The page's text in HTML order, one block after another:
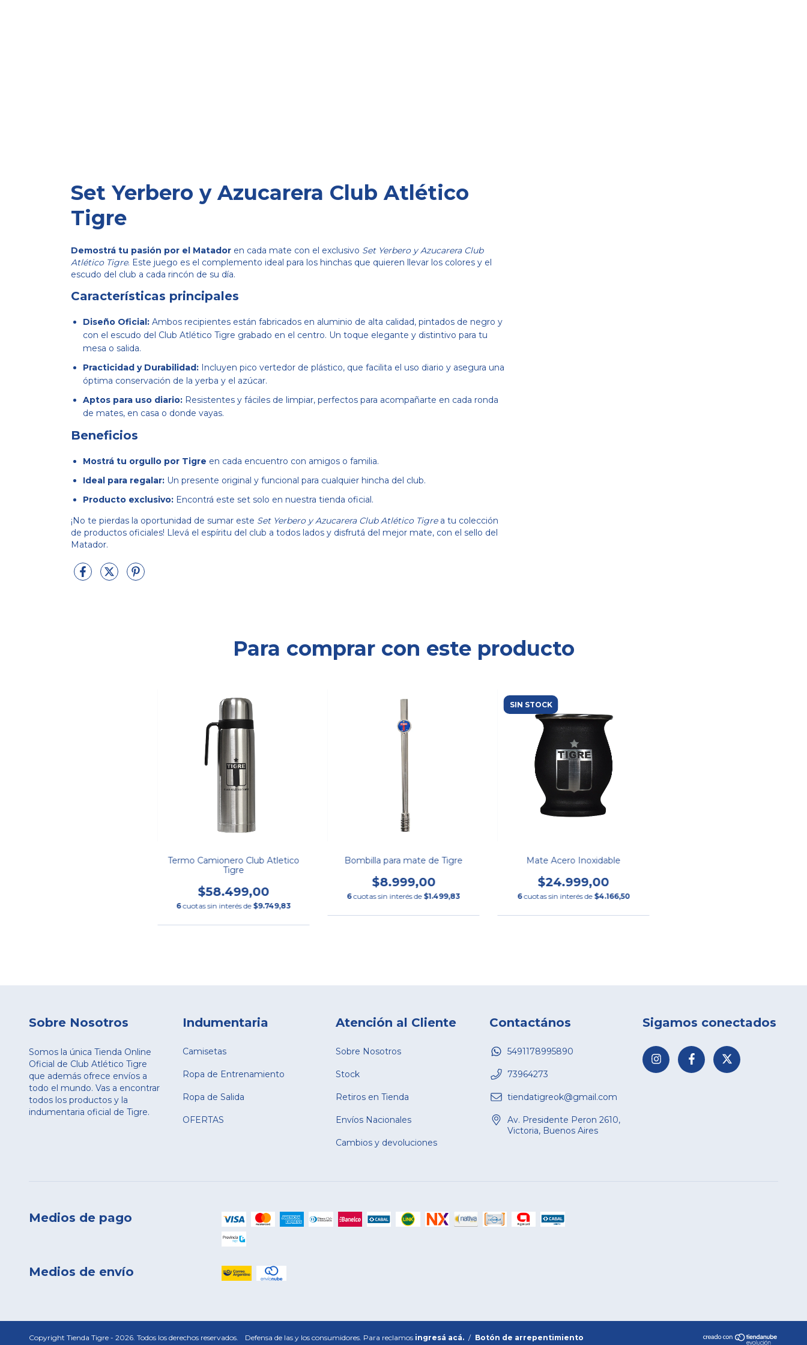
Set Yerbero y Azucarera Club Atlético
Tigre
Demostrá tu pasión por el Matador en cada mate con el exclusivo Set Yerbero y Azucarera Club
Atlético Tigre. Este juego es el complemento ideal para los hinchas que quieren llevar los colores y el
escudo del club a cada rincón de su día.
Características principales
Diseño Oficial: Ambos recipientes están fabricados en aluminio de alta calidad, pintados de negro y
con el escudo del Club Atlético Tigre grabado en el centro. Un toque elegante y distintivo para tu
mesa o salida.
Practicidad y Durabilidad: Incluyen pico vertedor de plástico, que facilita el uso diario y asegura una
óptima conservación de la yerba y el azúcar.
Aptos para uso diario: Resistentes y fáciles de limpiar, perfectos para acompañarte en cada ronda
de mates, en casa o donde vayas.
Beneficios
Mostrá tu orgullo por Tigre en cada encuentro con amigos o familia.
Ideal para regalar: Un presente original y funcional para cualquier hincha del club.
Producto exclusivo: Encontrá este set solo en nuestra tienda oficial.
¡No te pierdas la oportunidad de sumar este Set Yerbero y Azucarera Club Atlético Tigrea tu colección
de productos oficiales! Llevá el espíritu del club a todos lados y disfrutá del mejor mate, con el sello del
Matador.
Para comprar con este producto
Termo Camionero Club Atletico
Tigre
$58.499,00
6 cuotas sin interés de $9.749,83
Bombilla para mate de Tigre
$8.999,00
6 cuotas sin interés de $1.499,83
SIN STOCK
Mate Acero Inoxidable
$24.999,00
6 cuotas sin interés de $4.166,50
Sobre Nosotros
Somos la única Tienda Online
Oficial de Club Atlético Tigre
que además ofrece envíos a
todo el mundo. Vas a encontrar
todos los productos y la
indumentaria oficial de Tigre.
Indumentaria
Camisetas
Ropa de Entrenamiento
Ropa de Salida
OFERTAS
Atención al Cliente
Sobre Nosotros
Stock
Retiros en Tienda
Envíos Nacionales
Cambios y devoluciones
Contactános
5491178995890
73964273
tiendatigreok@gmail.com
Av. Presidente Peron 2610,
Victoria, Buenos Aires
Sigamos conectados
Medios de pago
Medios de envío
Copyright Tienda Tigre - 2026. Todos los derechos reservados. Defensa de las y los consumidores. Para reclamos ingresá acá. / Botón de arrepentimiento